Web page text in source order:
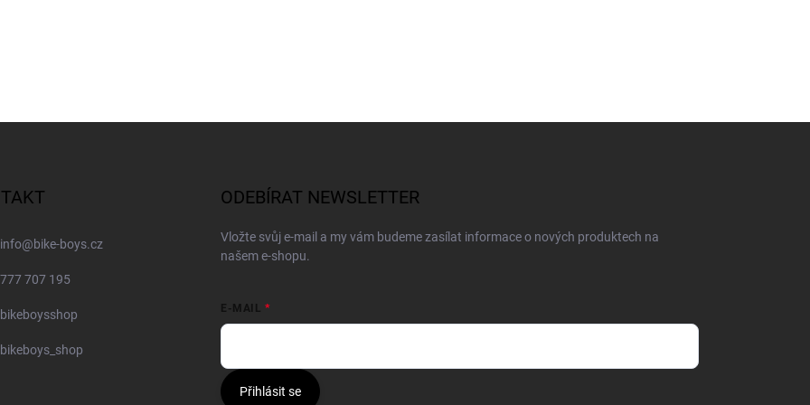
info@bike-boys.cz
777 707 195
bikeboysshop
bikeboys_shop
ODEBÍRAT NEWSLETTER
Vložte svůj e-mail a my vám budeme zasílat informace o nových produktech na
našem e-shopu.
E-MAIL
Přihlásit se